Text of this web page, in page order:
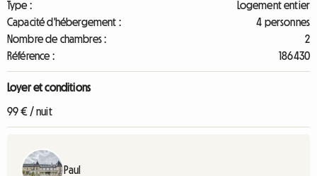
Type :
Logement entier
Capacité d'hébergement :
4 personnes
Nombre de chambres :
2
Référence :
186430
Loyer et conditions
99 € / nuit
Paul